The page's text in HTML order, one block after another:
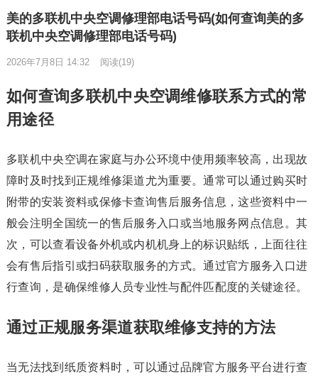
美的多联机中央空调修理部电话号码(如何查询美的多
联机中央空调修理部电话号码)
2026年7月8日 14:32 阅读(19)
如何查询多联机中央空调维修联系方式的常
用途径
多联机中央空调在家庭与办公环境中使用频率较高，出现故
障时及时找到正规维修渠道尤为重要。通常可以通过购买时
附带的安装资料或保修卡查询售后服务信息，这些资料中一
般会注明全国统一的售后服务入口或当地服务网点信息。其
次，可以查看设备外机或内机机身上的标识贴纸，上面往往
会有售后指引或扫码获取服务的方式。通过官方服务入口进
行查询，是确保维修人员专业性与配件匹配度的关键途径。
通过正规服务渠道获取维修支持的方法
当无法找到纸质资料时，可以通过品牌官方服务平台进行查